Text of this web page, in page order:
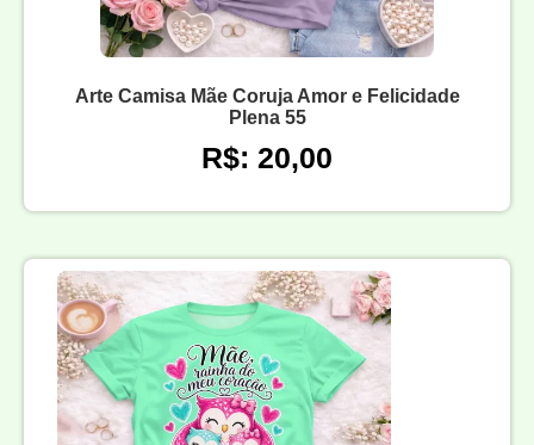
Arte Camisa Mãe Coruja Amor e Felicidade
Plena 55
R$: 20,00